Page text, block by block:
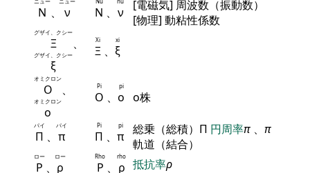
Ν 、 ν Ν 、 ν
[電磁気] 周波数（振動数）
[物理] 動粘性係数
Ξ
グザイ、クシー
、
ξ
グザイ、クシー Ξ
Xi
、 ξ
xi
Ο
オミクロン
、
ο
オミクロン Ο
Pi
、 ο
pi
ο株
Π
パイ
、 π
パイ
Π
Pi
、 π
pi 総乗（総積）Π 円周率π 、 π
軌道（結合）
Ρ
ロー
、 ρ
ロー
Ρ
Rho
、 ρ
rho
抵抗率ρ